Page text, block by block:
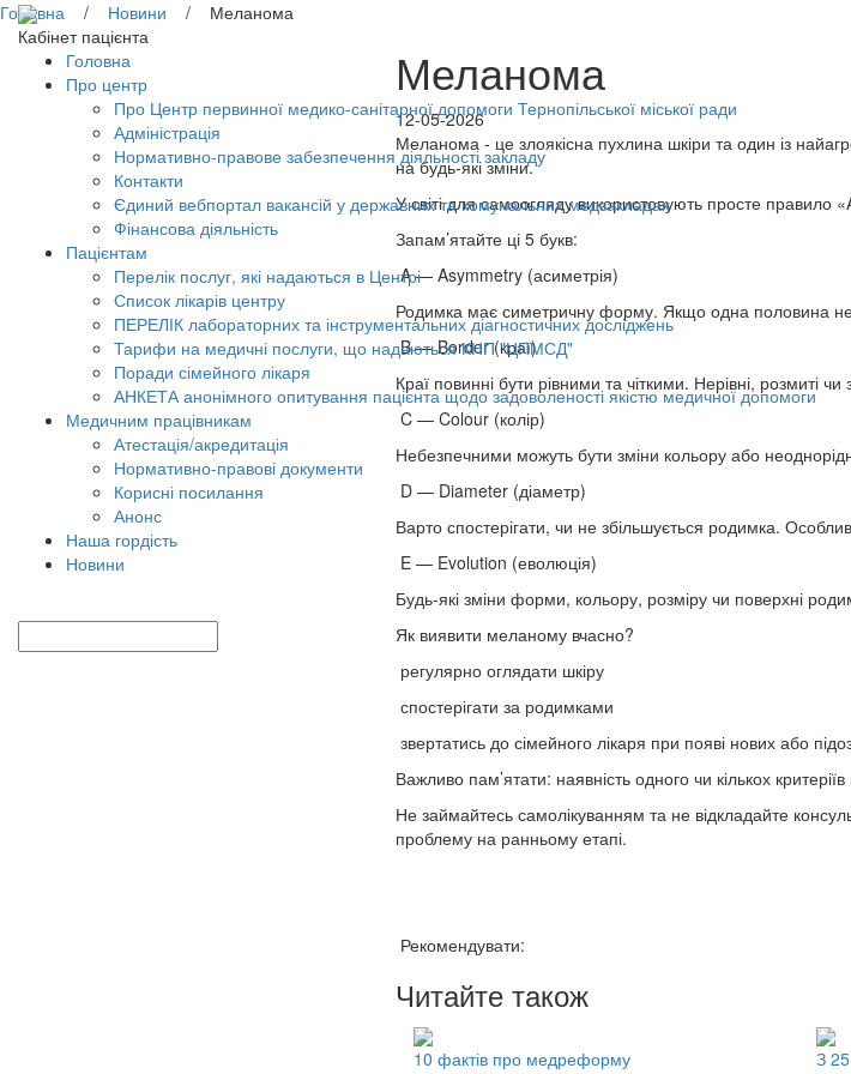
Кабінет пацієнта
Головна
Про центр
Про Центр первинної медико-санітарної допомоги Тернопільської міської ради
Адміністрація
Нормативно-правове забезпечення діяльності закладу
Контакти
Єдиний вебпортал вакансій у державних та комунальних медзакладах
Фінансова діяльність
Пацієнтам
Перелік послуг, які надаються в Центрі
Список лікарів центру
ПЕРЕЛІК лабораторних та інструментальних діагностичних досліджень
Тарифи на медичні послуги, що надаються КНП "ЦПМСД"
Поради сімейного лікаря
АНКЕТА анонімного опитування пацієнта щодо задоволеності якістю медичної допомоги
Медичним працівникам
Атестація/акредитація
Нормативно-правові документи
Корисні посилання
Анонс
Наша гордість
Новини
Головна / Новини / Меланома
Меланома
12-05-2026
Меланома - це злоякісна пухлина шкіри та один із
на будь-які зміни.
У світі для самоогляду використовують просте правило
Запам’ятайте ці 5 букв:
A — Asymmetry (асиметрія)
Родимка має симетричну форму. Якщо одна половина
B — Border (краї)
Краї повинні бути рівними та чіткими. Нерівні, розмиті
C — Colour (колір)
Небезпечними можуть бути зміни кольору або
D — Diameter (діаметр)
Варто спостерігати, чи не збільшується родимка.
E — Evolution (еволюція)
Будь-які зміни форми, кольору, розміру чи поверхні
Як виявити меланому вчасно?
регулярно оглядати шкіру
спостерігати за родимками
звертатись до сімейного лікаря при появі нових або
Важливо пам’ятати: наявність одного чи кількох
Не займайтесь самолікуванням та не відкладайте
проблему на ранньому етапі.
Рекомендувати:
Читайте також
10 фактів про медреформу
З